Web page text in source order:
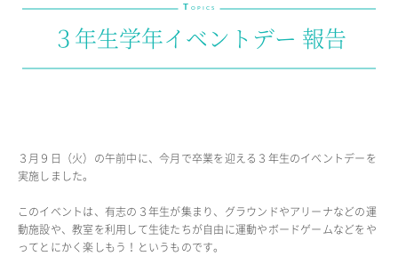
教育の特色・紹介
教育課程
教科学習
SCHOOL LIFE
スクールカレンダー
1日の流れ
T OPICS
３年生学年イベントデー 報告
３月９日（火）の午前中に、今月で卒業を迎える３年生のイベントデーを
実施しました。
このイベントは、有志の３年生が集まり、グラウンドやアリーナなどの運
動施設や、教室を利用して生徒たちが自由に運動やボードゲームなどをや
ってとにかく楽しもう！というものです。